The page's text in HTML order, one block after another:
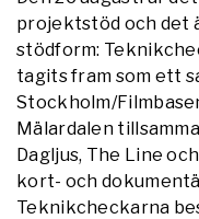
projektstöd och det
stödform:
tagits fram som ett
Stockholm/
Mälardalen
Dagljus, The Line
kort- och
Teknikcheckarna